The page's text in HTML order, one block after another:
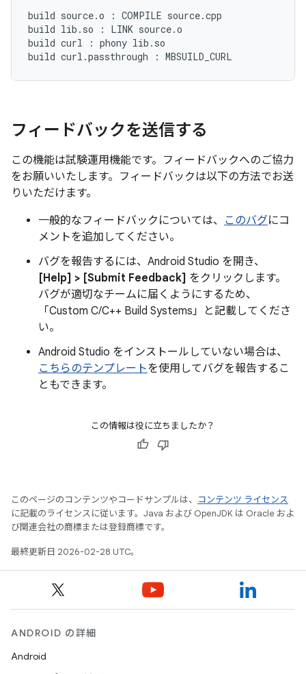
build source.o : COMPILE source.cpp
build lib.so : LINK source.o
build curl : phony lib.so
フィードバックを送信する
この機能は試験運用機能です。フィードバックへのご協力
をお願いいたします。フィードバックは以下の方法でお送
りいただけます。
一般的なフィードバックについては、 このバグにコ
メントを追加してください。
バグを報告するには、Android Studio を開き、
[Help] > [Submit Feedback] をクリックします。
バグが適切なチームに届くようにするため、
「Custom C/C++ Build Systems」と記載してくださ
い。
Android Studio をインストールしていない場合は、
こちらのテンプレートを使用してバグを報告するこ
ともできます。
この情報は役に立ちましたか？
このページのコンテンツやコードサンプルは、
コンテンツ ライセンス
に記載のライセンスに従います。Java および OpenJDK は Oracle およ
び関連会社の商標または登録商標です。
最終更新日 2026-02-28 UTC。
ANDROID の詳細
Android